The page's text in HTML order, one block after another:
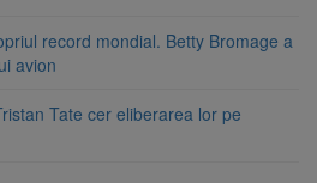
record mondial. Betty Bromage a
avion
Tate cer eliberarea lor pe